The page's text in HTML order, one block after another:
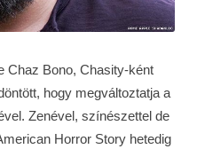
Chaz Bono, Chasity-ként
hogy megváltoztatja a
Zenével, színészettel de
Horror Story hetedig